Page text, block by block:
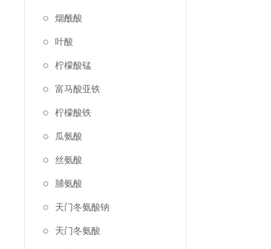
烟酰酸
叶酸
柠檬酸锰
富马酸亚铁
柠檬酸铁
瓜氨酸
丝氨酸
脯氨酸
天门冬氨酸钠
天门冬氨酸